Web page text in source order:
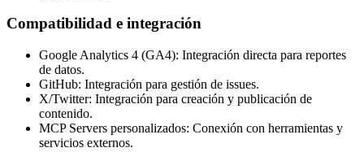
Compatibilidad e integración
Google Analytics 4 (GA4): Integración directa para reportes
de datos.
GitHub: Integración para gestión de issues.
X/Twitter: Integración para creación y publicación de
contenido.
MCP Servers personalizados: Conexión con herramientas y
servicios externos.